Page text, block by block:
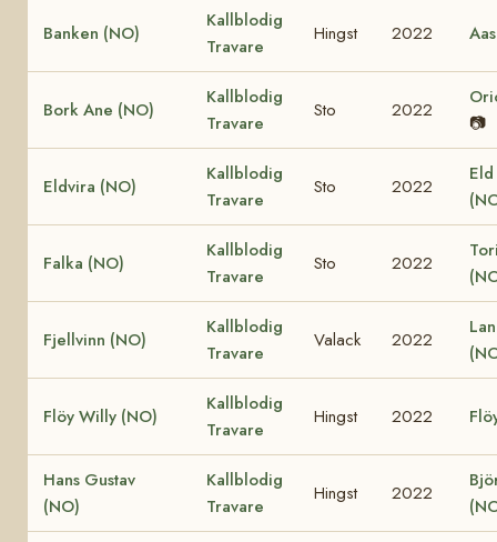
Banken (NO)
Kallblodig
Travare
Hingst 2022
Bork Ane (NO)
Kallblodig
Travare
Sto 2022
📷
Eldvira (NO)
Kallblodig
Travare
Sto 2022
Falka (NO)
Kallblodig
Travare
Sto 2022
Fjellvinn (NO)
Kallblodig
Travare
Valack 2022
Flöy Willy (NO)
Kallblodig
Travare
Hingst 2022
Hans Gustav
(NO)
Kallblodig
Travare
Hingst 2022